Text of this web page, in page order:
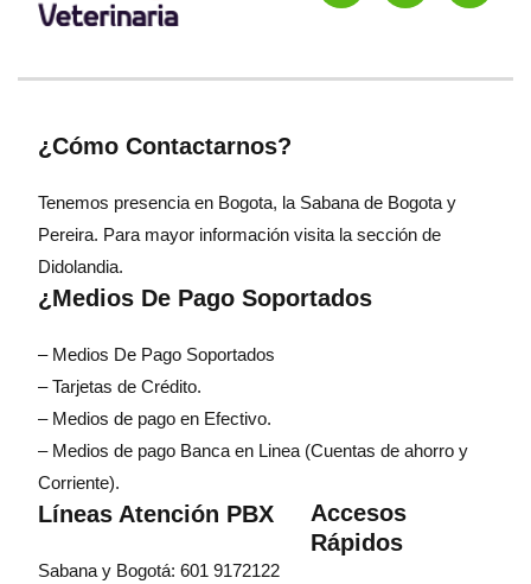
¿Cómo Contactarnos?
Tenemos presencia en Bogota, la Sabana de Bogota y
Pereira. Para mayor información visita la sección de
Didolandia.
¿Medios De Pago Soportados
– Medios De Pago Soportados
– Tarjetas de Crédito.
– Medios de pago en Efectivo.
– Medios de pago Banca en Linea (Cuentas de ahorro y
Corriente).
Líneas Atención PBX
Sabana y Bogotá: 601 9172122
Accesos
Rápidos